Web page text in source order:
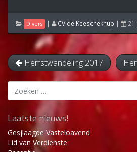
Divers | CV de Keescheknup | 21
Herfstwandeling 2017
Zoeken
naar:
Laatste nieuws!
Gesjlaagde Vasteloavend
Lid van Verdienste